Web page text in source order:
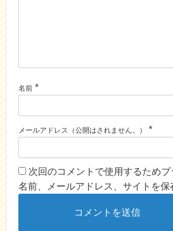
名前 *
メールアドレス（公開はされません。） *
次回のコメントで使用するため
名前、メールアドレス、サイトを保